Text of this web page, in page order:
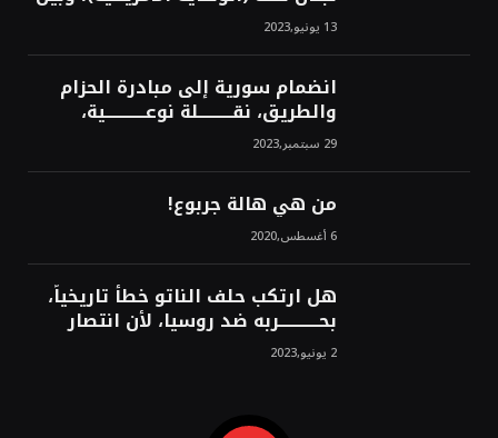
من سيخرج لبنان من النفق الغربي!
محمد محسن13 يونيو,2023
انضمام سورية إلى مبادرة الحزام
والطريق، نقــــــــــلة نوعــــــــــــية،
استراتيجية، تاريخية، نهائية، نحو
الشرق!محمد محسن29 سبتمبر,2023
من هي هالة جربوع!
6 أغسطس,2020
هل ارتكب حلف الناتو خطأً تاريخياً،
بحــــــــــــربه ضد روسيا، لأن انتصار
روسيا الحتمي، سيفتت الناتو!محمد
محسن 2 يونيو,2023